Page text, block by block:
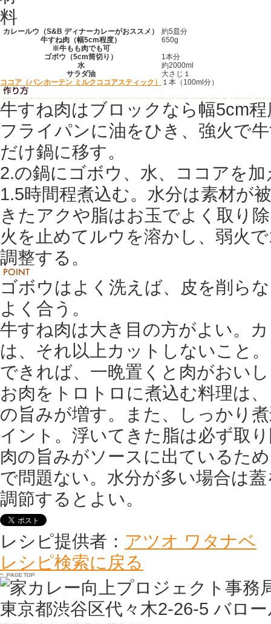
カレールウ（S&B ディナーカレーがおススメ）
約5皿分
牛すね肉（幅5cm程度）
※牛もも肉でも可
650g
ゴボウ（5cm筒切り）
1本分
水
約2000ml
サラダ油
大さじ１
ココア（バンホーテン ミルクココアスティック）
１本（100ml分）
牛すね肉はブロックなら幅5cm
フライパンに油をひき、強火で
だけ鍋に移す。
2.の鍋にゴボウ、水、ココアを
1.5時間程煮込む。水分は素材が
きたアクや脂はお玉でよく取り
火を止めてルウを溶かし、弱火
調整する。
ゴボウはよく洗えば、皮を削ら
よく合う。
牛すね肉は大き目の方がよい。
は、それ以上カットしないこと。
できれば、一晩置くと肉がおい
お肉をトロトロに煮込む料理は
の旨みが増す。また、しっかり
イント。浮いてきた脂は必ず取
肉の旨みがソースに出ているた
で問題ない。水分が多い場合は
調節するとよい。
レシピ提供者： アツオ ワタナベ
レシピ検索に戻る